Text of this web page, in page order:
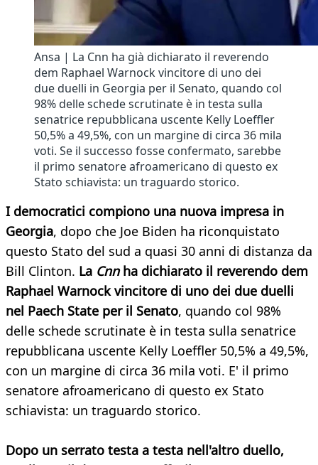
Ansa | La Cnn ha già dichiarato il reverendo
dem Raphael Warnock vincitore di uno dei
due duelli in Georgia per il Senato, quando col
98% delle schede scrutinate è in testa sulla
senatrice repubblicana uscente Kelly Loeffler
50,5% a 49,5%, con un margine di circa 36 mila
voti. Se il successo fosse confermato, sarebbe
il primo senatore afroamericano di questo ex
Stato schiavista: un traguardo storico.
I democratici compiono una nuova impresa in
Georgia, dopo che Joe Biden ha riconquistato
questo Stato del sud a quasi 30 anni di distanza da
Bill Clinton. La Cnnha dichiarato il reverendo dem
Raphael Warnock vincitore di uno dei due duelli
nel Paech State per il Senato, quando col 98%
delle schede scrutinate è in testa sulla senatrice
repubblicana uscente Kelly Loeffler 50,5% a 49,5%,
con un margine di circa 36 mila voti. E' il primo
senatore afroamericano di questo ex Stato
schiavista: un traguardo storico.
Dopo un serrato testa a testa nell'altro duello,